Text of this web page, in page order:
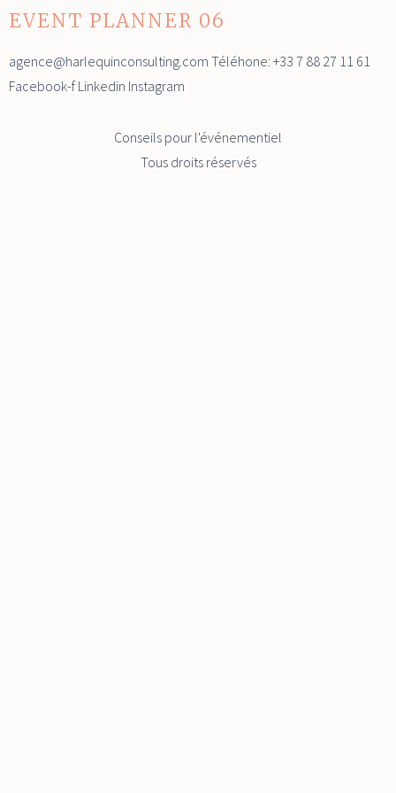
EVENT PLANNER 06
agence@harlequinconsulting.com Téléhone: +33 7 88 27 11 61
Facebook-f Linkedin Instagram
Conseils pour l'événementiel
Tous droits réservés